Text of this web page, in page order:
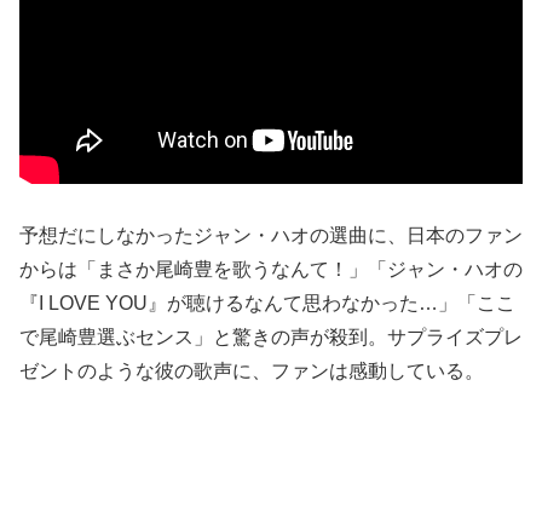
予想だにしなかったジャン・ハオの選曲に、日本のファン
からは「まさか尾崎豊を歌うなんて！」「ジャン・ハオの
『I LOVE YOU』が聴けるなんて思わなかった…」「ここ
で尾崎豊選ぶセンス」と驚きの声が殺到。サプライズプレ
ゼントのような彼の歌声に、ファンは感動している。